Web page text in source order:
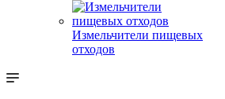
Измельчители пищевых
отходов